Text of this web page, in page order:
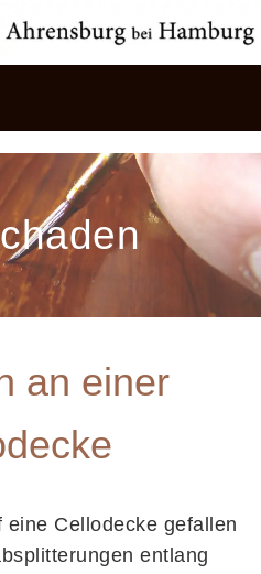
an einer
Cellodecke gefallen
entlang